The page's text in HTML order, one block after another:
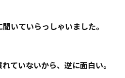
いていらっしゃいました。
ていないから、逆に面白い。